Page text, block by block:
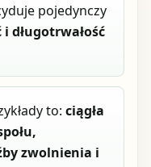
pojedynczy
długotrwałość
to:ciągła
zwolnienia i